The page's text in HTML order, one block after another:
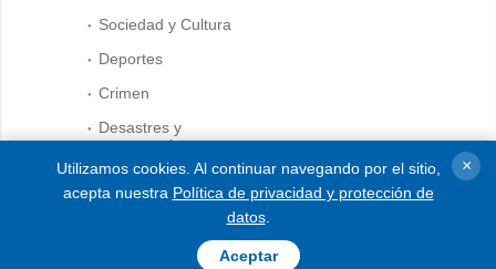
Sociedad y Cultura
Deportes
Crimen
Desastres y
emergencias
AGENCIA
sobre la agencia
material en Internet, son
obligatorios los enlaces al
sean inferiores al primer
Utilizamos cookies. Al continuar navegando por el sitio,
acepta nuestra Política de privacidad y protección de
datos.
Aceptar
×